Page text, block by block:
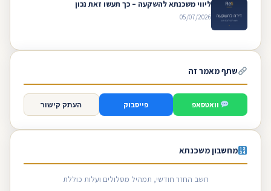
ליווי משכנתא להשקעה – כך תעשו זאת נכון
05/07/2026
שתף מאמר זה
וואטסאפ פייסבוק העתק קישור
מחשבון משכנתא
חשב החזר חודשי, תמהיל מסלולים ועלות כוללת